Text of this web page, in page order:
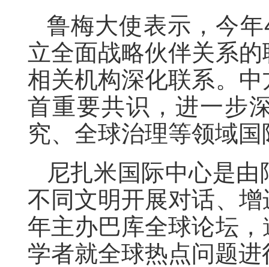
鲁梅大使表示，今
立全面战略伙伴关系
相关机构深化联系。
首重要共识，进一步
究、全球治理等领域国
尼扎米国际中心是
不同文明开展对话、
年主办巴库全球论坛
学者就全球热点问题进